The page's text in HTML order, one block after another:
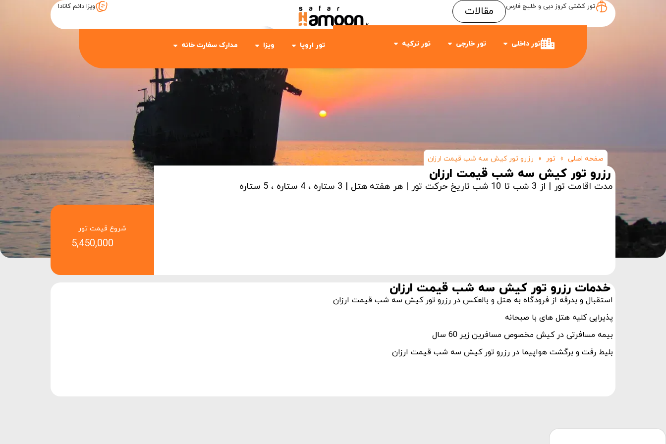
تور کشتی کروز دبی و خلیج فارس مقالات ویزا دائم کانادا
تور داخلی تور خارجی تور ترکیه تور اروپا ویزا مدارک سفارت خانه
Item #1
Item #3
صفحه اصلی » تور » رزرو تور کیش سه شب قیمت ارزان
رزرو تور کیش سه شب قیمت ارزان
مدت اقامت تور | از 3 شب تا 10 شب تاریخ حرکت تور | هر هفته هتل | 3 ستاره ، 4 ستاره ، 5 ستاره
شروع قیمت تور
5,450,000
خدمات رزرو تور کیش سه شب قیمت ارزان
استقبال و بدرقه از فرودگاه به هتل و بالعکس در رزرو تور کیش سه شب قیمت ارزان
پذیرایی کلیه هتل های با صبحانه
بیمه مسافرتی در کیش مخصوص مسافرین زیر 60 سال
بلیط رفت و برگشت هواپیما در رزرو تور کیش سه شب قیمت ارزان